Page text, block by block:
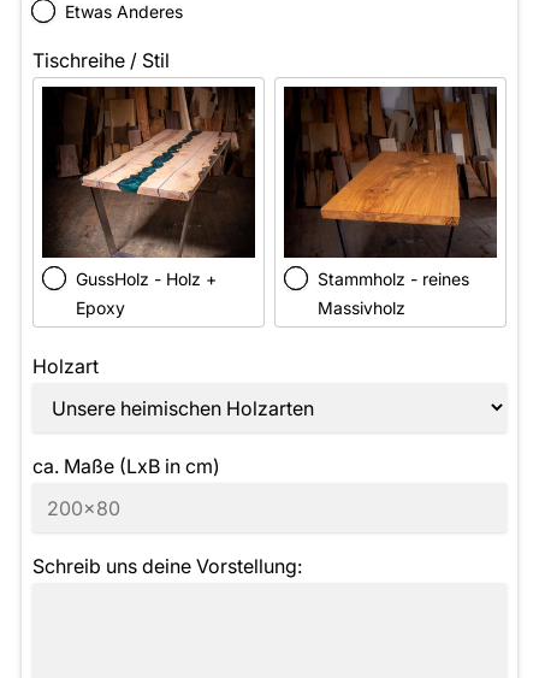
Etwas Anderes
Tischreihe / Stil
GussHolz - Holz +
Epoxy
Stammholz - reines
Massivholz
Holzart
ca. Maße (LxB in cm)
Schreib uns deine Vorstellung: